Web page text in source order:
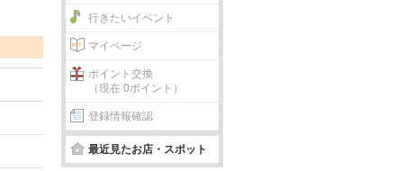
行きたいイベント
マイページ
ポイント交換
（現在 0ポイント）
登録情報確認
最近見たお店・スポット